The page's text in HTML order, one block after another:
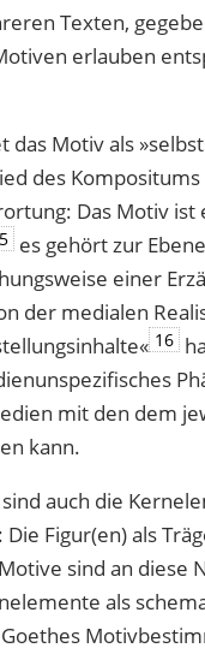
Texten,
erlauben
das Motiv als
des
Das Motiv ist
es gehört zur
einer
der medialen
16
mit den dem
kann.
sind auch die
Figur(en) als
Motive sind an diese
als